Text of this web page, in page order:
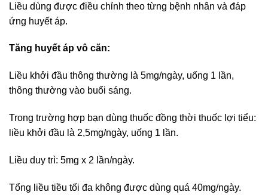
Liều dùng được điều chỉnh theo từng bệnh nhân và đáp
ứng huyết áp.
Tăng huyết áp vô căn:
Liều khởi đầu thông thường là 5mg/ngày, uống 1 lần,
thông thường vào buổi sáng.
Trong trường hợp bạn dùng thuốc đồng thời thuốc lợi tiểu:
liều khởi đầu là 2,5mg/ngày, uống 1 lần.
Liều duy trì: 5mg x 2 lần/ngày.
Tổng liều tiều tối đa không được dùng quá 40mg/ngày.